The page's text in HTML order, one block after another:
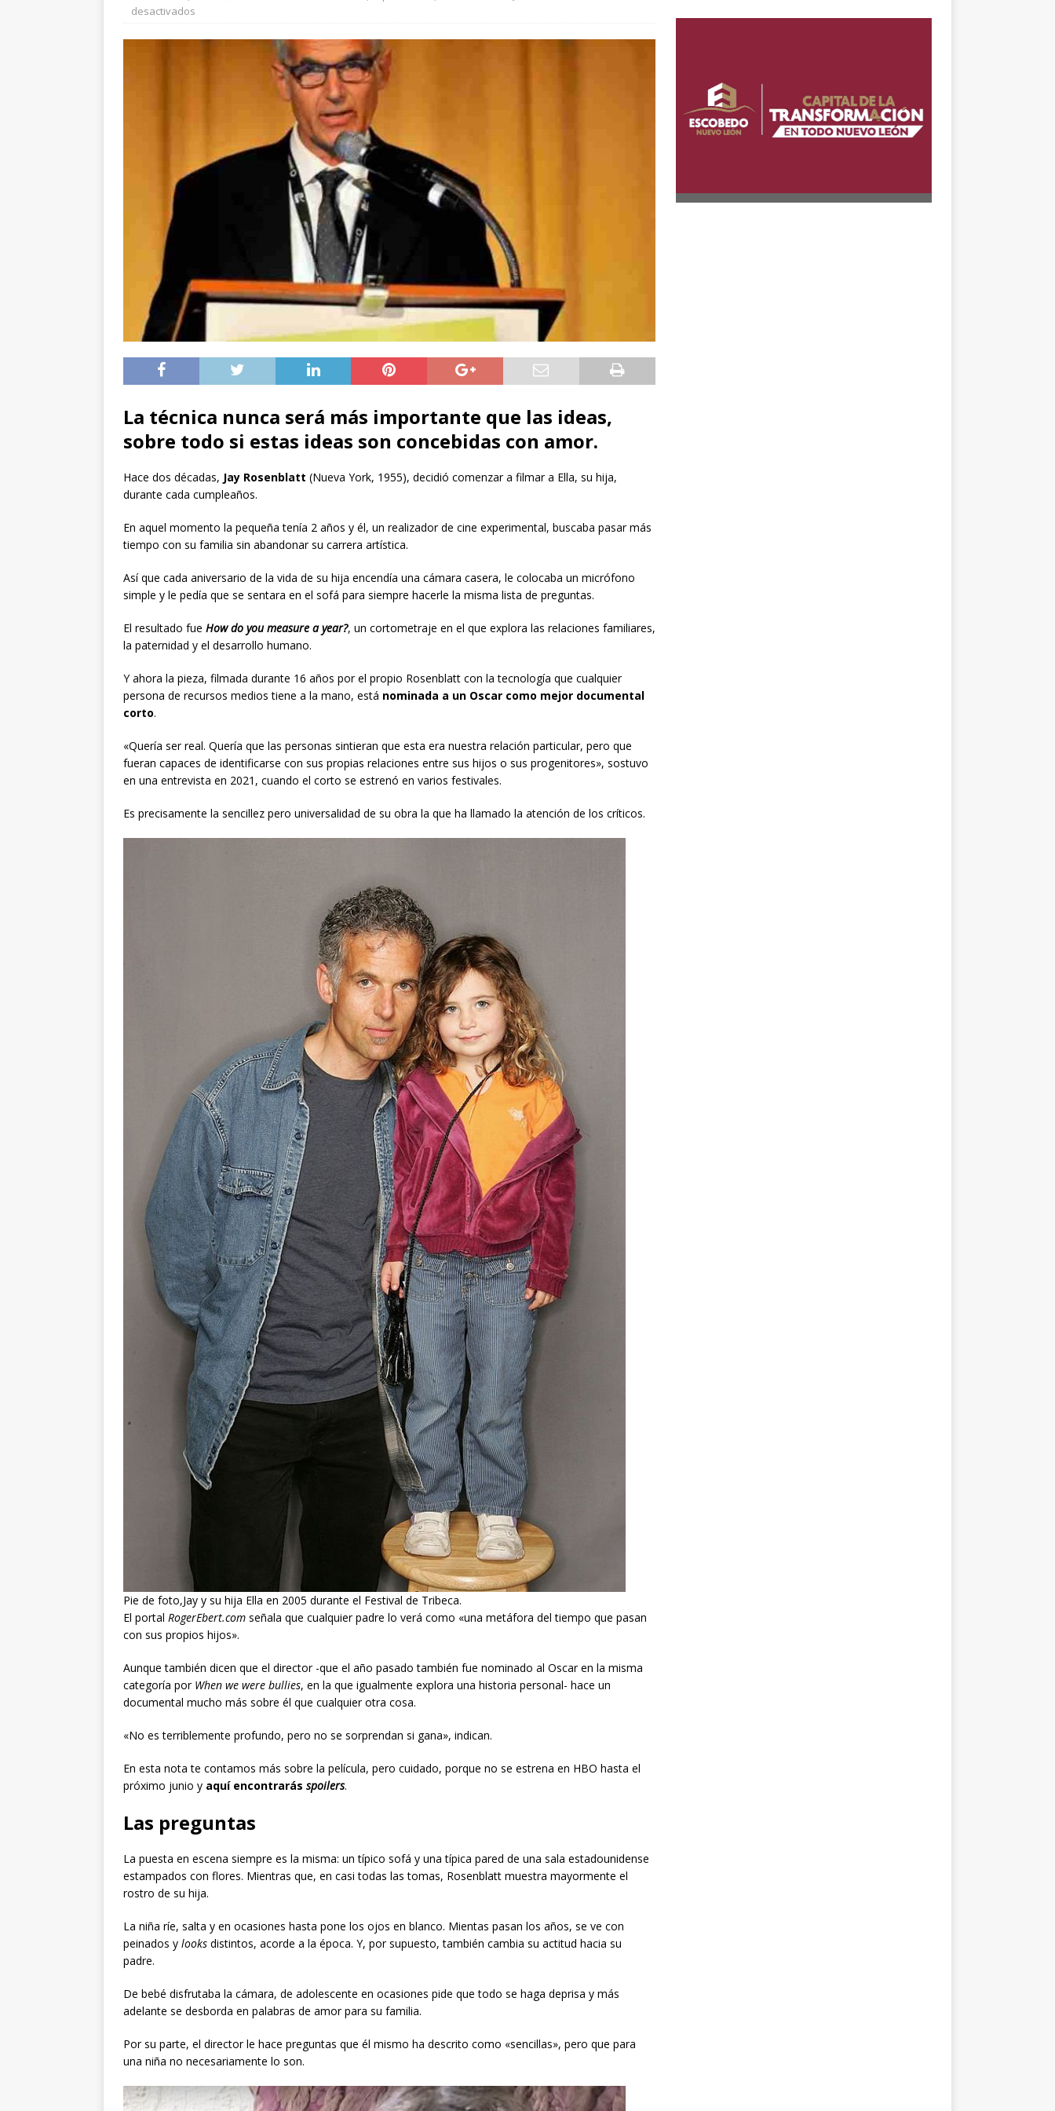
desactivados
La técnica nunca será más importante que las ideas,
sobre todo si estas ideas son concebidas con amor.
Hace dos décadas, Jay Rosenblatt (Nueva York, 1955), decidió comenzar a filmar a Ella, su hija,
durante cada cumpleaños.
En aquel momento la pequeña tenía 2 años y él, un realizador de cine experimental, buscaba pasar más
tiempo con su familia sin abandonar su carrera artística.
Así que cada aniversario de la vida de su hija encendía una cámara casera, le colocaba un micrófono
simple y le pedía que se sentara en el sofá para siempre hacerle la misma lista de preguntas.
El resultado fue How do you measure a year?, un cortometraje en el que explora las relaciones familiares,
la paternidad y el desarrollo humano.
Y ahora la pieza, filmada durante 16 años por el propio Rosenblatt con la tecnología que cualquier
persona de recursos medios tiene a la mano, está nominada a un Oscar como mejor documental
corto.
«Quería ser real. Quería que las personas sintieran que esta era nuestra relación particular, pero que
fueran capaces de identificarse con sus propias relaciones entre sus hijos o sus progenitores», sostuvo
en una entrevista en 2021, cuando el corto se estrenó en varios festivales.
Es precisamente la sencillez pero universalidad de su obra la que ha llamado la atención de los críticos.
Pie de foto,Jay y su hija Ella en 2005 durante el Festival de Tribeca.
El portal RogerEbert.com señala que cualquier padre lo verá como «una metáfora del tiempo que pasan
con sus propios hijos».
Aunque también dicen que el director -que el año pasado también fue nominado al Oscar en la misma
categoría porWhen we were bullies, en la que igualmente explora una historia personal- hace un
documental mucho más sobre él que cualquier otra cosa.
«No es terriblemente profundo, pero no se sorprendan si gana», indican.
En esta nota te contamos más sobre la película, pero cuidado, porque no se estrena en HBO hasta el
próximo junio y aquí encontrarás spoilers.
Las preguntas
La puesta en escena siempre es la misma: un típico sofá y una típica pared de una sala estadounidense
estampados con flores. Mientras que, en casi todas las tomas, Rosenblatt muestra mayormente el
rostro de su hija.
La niña ríe, salta y en ocasiones hasta pone los ojos en blanco. Mientas pasan los años, se ve con
peinados y looks distintos, acorde a la época. Y, por supuesto, también cambia su actitud hacia su
padre.
De bebé disfrutaba la cámara, de adolescente en ocasiones pide que todo se haga deprisa y más
adelante se desborda en palabras de amor para su familia.
Por su parte, el director le hace preguntas que él mismo ha descrito como «sencillas», pero que para
una niña no necesariamente lo son.